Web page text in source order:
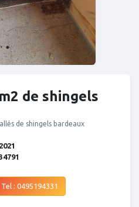
de shingels
de shingels bardeaux
Tel : 0495194331